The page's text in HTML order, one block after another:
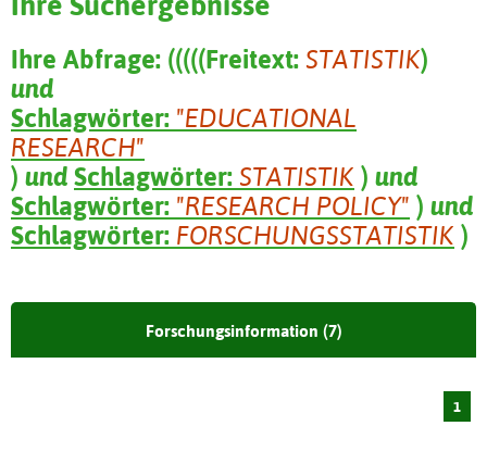
Ihre Abfrage: (((((Freitext: STATISTIK)
und
Schlagwörter: "EDUCATIONAL
RESEARCH"
) und Schlagwörter: STATISTIK ) und
Schlagwörter: "RESEARCH POLICY" ) und
Schlagwörter: FORSCHUNGSSTATISTIK )
Forschungsinformation (7)
1